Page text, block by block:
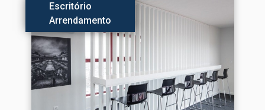
Escritório
Arrendamento